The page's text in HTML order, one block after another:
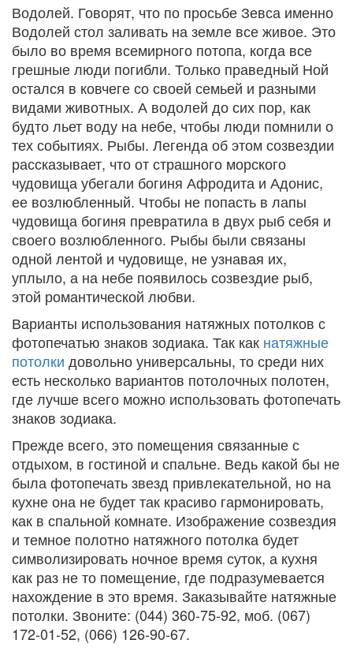
Водолей. Говорят, что по просьбе Зевса именно
Водолей стол заливать на земле все живое. Это
было во время всемирного потопа, когда все
грешные люди погибли. Только праведный Ной
остался в ковчеге со своей семьей и разными
видами животных. А водолей до сих пор, как
будто льет воду на небе, чтобы люди помнили о
тех событиях. Рыбы. Легенда об этом созвездии
рассказывает, что от страшного морского
чудовища убегали богиня Афродита и Адонис,
ее возлюбленный. Чтобы не попасть в лапы
чудовища богиня превратила в двух рыб себя и
своего возлюбленного. Рыбы были связаны
одной лентой и чудовище, не узнавая их,
уплыло, а на небе появилось созвездие рыб,
этой романтической любви.
Варианты использования натяжных потолков с
фотопечатью знаков зодиака. Так как натяжные
потолки довольно универсальны, то среди них
есть несколько вариантов потолочных полотен,
где лучше всего можно использовать фотопечать
знаков зодиака.
Прежде всего, это помещения связанные с
отдыхом, в гостиной и спальне. Ведь какой бы не
была фотопечать звезд привлекательной, но на
кухне она не будет так красиво гармонировать,
как в спальной комнате. Изображение созвездия
и темное полотно натяжного потолка будет
символизировать ночное время суток, а кухня
как раз не то помещение, где подразумевается
нахождение в это время. Заказывайте натяжные
потолки. Звоните: (044) 360-75-92, моб. (067)
172-01-52, (066) 126-90-67.